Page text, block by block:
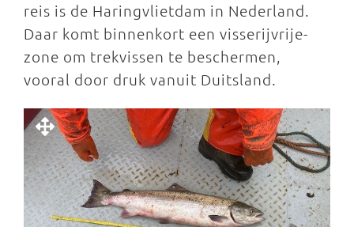
reis is de Haringvlietdam in Nederland.
Daar komt binnenkort een visserijvrije-
zone om trekvissen te beschermen,
vooral door druk vanuit Duitsland.